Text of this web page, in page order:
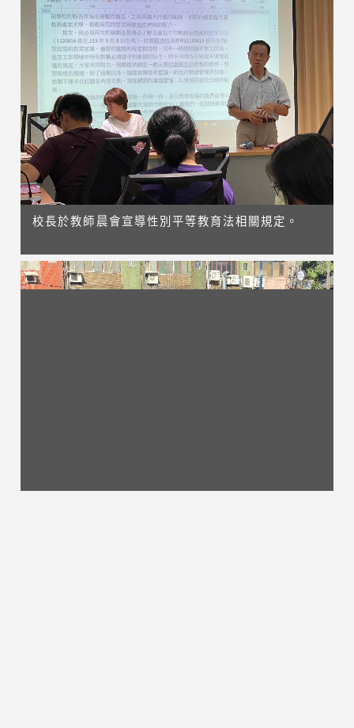
校長於教師晨會宣導性別平等教育法相關規定。